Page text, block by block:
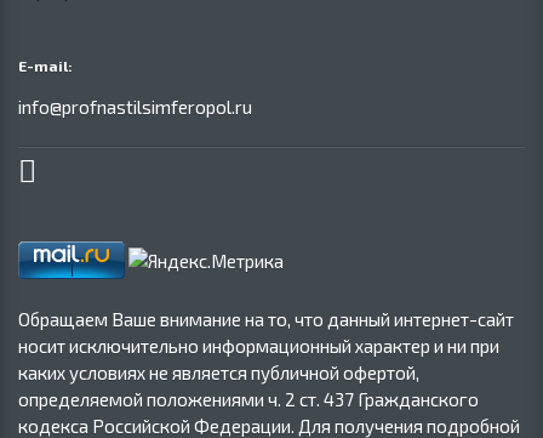
E-mail:
info@profnastilsimferopol.ru
Обращаем Ваше внимание на то, что данный интернет-сайт
носит исключительно информационный характер и ни при
каких условиях не является публичной офертой,
определяемой положениями ч. 2 ст. 437 Гражданского
кодекса Российской Федерации. Для получения подробной